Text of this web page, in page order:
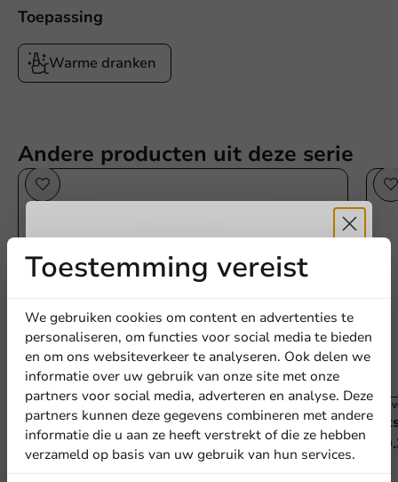
Toepassing
Warme dranken
Andere producten uit deze serie
Best verkocht
Populaire rode koffiebeker schotse ruit 'Scotty'
180cc/7oz - 2.500st.
180cc / 7oz
Best
Toestemming vereist
We gebruiken cookies om content en advertenties te
personaliseren, om functies voor social media te bieden
en om ons websiteverkeer te analyseren. Ook delen we
informatie over uw gebruik van onze site met onze
partners voor social media, adverteren en analyse. Deze
partners kunnen deze gegevens combineren met andere
informatie die u aan ze heeft verstrekt of die ze hebben
verzameld op basis van uw gebruik van hun services.
Ontvang5%
korting
Meld je aan voor onze
nieuwsbrief!